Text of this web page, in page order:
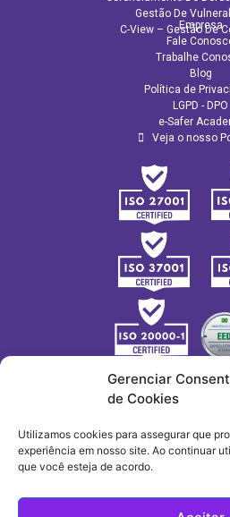
Gerenciar
de Cookies
Utilizamos cookies para assegurar que
experiência em nosso site. Ao continuar
que você esteja de acordo.
Gestão De
C-View – Gestão De
Empresa
Fale
Trabalhe
Blog
Política de
LGPD - DPO
e-Safer
Veja o nosso